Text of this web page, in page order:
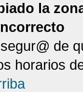
la
de
horarios